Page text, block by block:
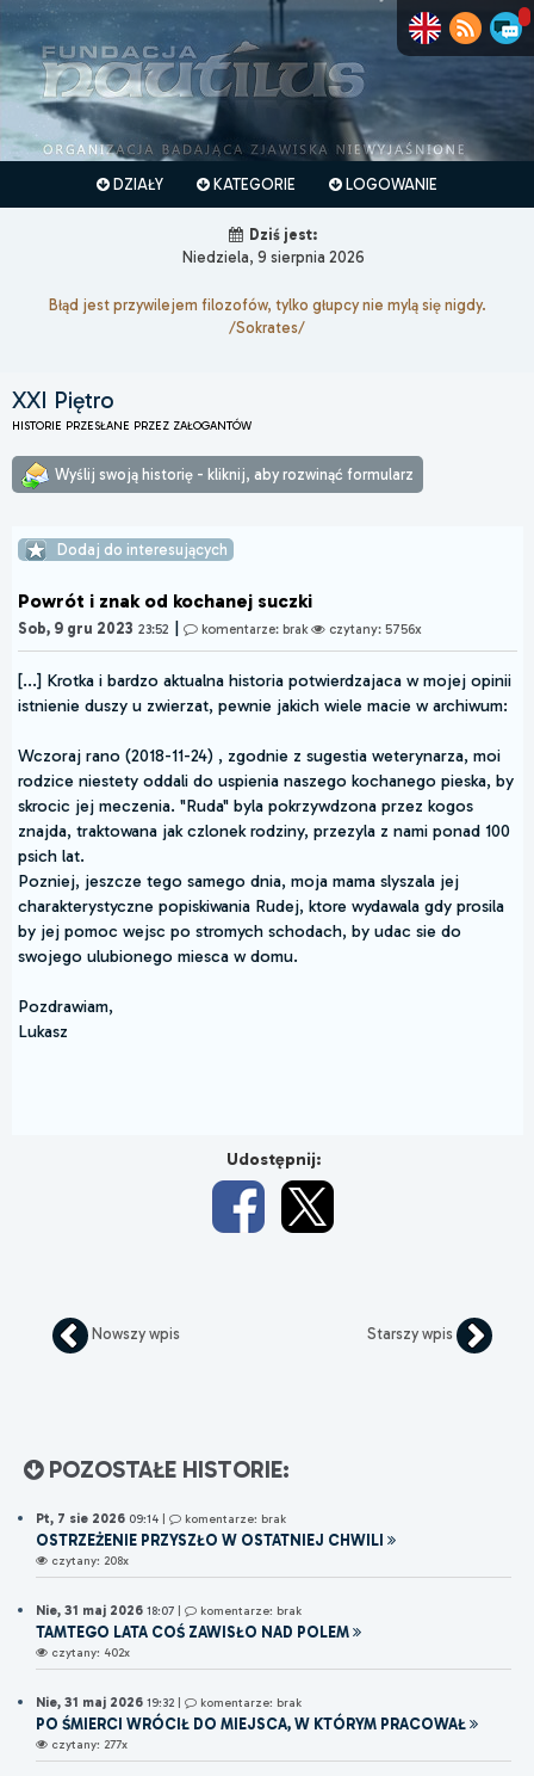
DZIAŁY KATEGORIE LOGOWANIE
Dziś jest:
Niedziela, 9 sierpnia 2026
Błąd jest przywilejem filozofów, tylko głupcy nie mylą się nigdy.
/Sokrates/
XXI Piętro
HISTORIE PRZESŁANE PRZEZ ZAŁOGANTÓW
Wyślij swoją historię - kliknij, aby rozwinąć formularz
Dodaj do interesujących
Powrót i znak od kochanej suczki
Sob, 9 gru 2023 23:52 komentarze: brak czytany: 5756x
[...] Krotka i bardzo aktualna historia potwierdzajaca w mojej opinii
istnienie duszy u zwierzat, pewnie jakich wiele macie w archiwum:
Wczoraj rano (2018-11-24) , zgodnie z sugestia weterynarza, moi
rodzice niestety oddali do uspienia naszego kochanego pieska, by
skrocic jej meczenia. "Ruda" byla pokrzywdzona przez kogos
znajda, traktowana jak czlonek rodziny, przezyla z nami ponad 100
psich lat.
Pozniej, jeszcze tego samego dnia, moja mama slyszala jej
charakterystyczne popiskiwania Rudej, ktore wydawala gdy prosila
by jej pomoc wejsc po stromych schodach, by udac sie do
swojego ulubionego miesca w domu.
Pozdrawiam,
Lukasz
Udostępnij:
Nowszy wpis Starszy wpis
POZOSTAŁE HISTORIE:
Pt, 7 sie 2026 09:14 | komentarze: brak
OSTRZEŻENIE PRZYSZŁO W OSTATNIEJ CHWILI
czytany: 208x
Nie, 31 maj 2026 18:07 | komentarze: brak
TAMTEGO LATA COŚ ZAWISŁO NAD POLEM
czytany: 402x
Nie, 31 maj 2026 19:32 | komentarze: brak
PO ŚMIERCI WRÓCIŁ DO MIEJSCA, W KTÓRYM PRACOWAŁ
czytany: 277x